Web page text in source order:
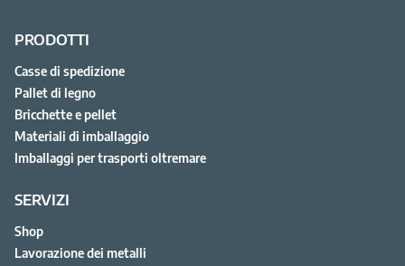
PRODOTTI
Casse di spedizione
Pallet di legno
Bricchette e pellet
Materiali di imballaggio
Imballaggi per trasporti oltremare
SERVIZI
Shop
Lavorazione dei metalli